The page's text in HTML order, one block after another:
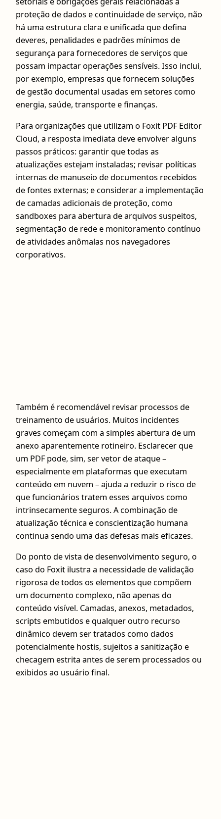
proteção de dados e continuidade de serviço, não
há uma estrutura clara e unificada que defina
deveres, penalidades e padrões mínimos de
segurança para fornecedores de serviços que
possam impactar operações sensíveis. Isso inclui,
por exemplo, empresas que fornecem soluções
de gestão documental usadas em setores como
energia, saúde, transporte e finanças.
Para organizações que utilizam o Foxit PDF Editor
Cloud, a resposta imediata deve envolver alguns
passos práticos: garantir que todas as
atualizações estejam instaladas; revisar políticas
internas de manuseio de documentos recebidos
de fontes externas; e considerar a implementação
de camadas adicionais de proteção, como
sandboxes para abertura de arquivos suspeitos,
segmentação de rede e monitoramento contínuo
de atividades anômalas nos navegadores
corporativos.
Também é recomendável revisar processos de
treinamento de usuários. Muitos incidentes
graves começam com a simples abertura de um
anexo aparentemente rotineiro. Esclarecer que
um PDF pode, sim, ser vetor de ataque –
especialmente em plataformas que executam
conteúdo em nuvem – ajuda a reduzir o risco de
que funcionários tratem esses arquivos como
intrinsecamente seguros. A combinação de
atualização técnica e conscientização humana
continua sendo uma das defesas mais eficazes.
Do ponto de vista de desenvolvimento seguro, o
caso do Foxit ilustra a necessidade de validação
rigorosa de todos os elementos que compõem
um documento complexo, não apenas do
conteúdo visível. Camadas, anexos, metadados,
scripts embutidos e qualquer outro recurso
dinâmico devem ser tratados como dados
potencialmente hostis, sujeitos a sanitização e
checagem estrita antes de serem processados ou
exibidos ao usuário final.